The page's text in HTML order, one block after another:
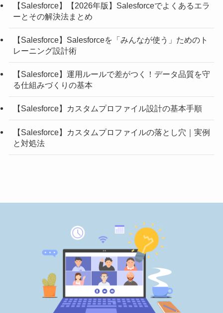
【Salesforce】【2026年版】Salesforceでよくあるエラ
ーとその解決法まとめ
【Salesforce】Salesforceを「みんなが使う」ためのト
レーニング設計術
【Salesforce】運用ルールで差がつく！データ品質を守
る仕組みづくりの基本
【Salesforce】カスタムプロファイル設計の基本手順
【Salesforce】カスタムプロファイルの落とし穴｜実例
と対処法